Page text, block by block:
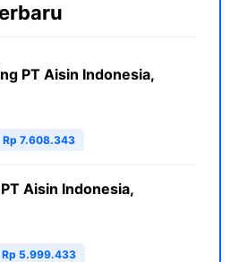
k
PT Aisin Indonesia,
Rp 7.608.343
Aisin Indonesia,
Rp 5.999.433